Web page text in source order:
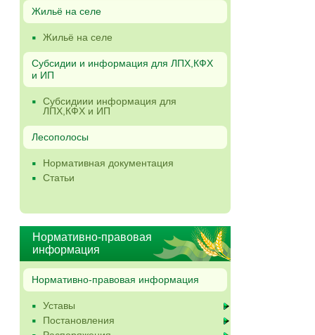
Жильё на селе
Жильё на селе
Субсидии и информация для ЛПХ,КФХ
и ИП
Субсидиии информация для
ЛПХ,КФХ и ИП
Лесополосы
Нормативная документация
Статьи
Нормативно-правовая
информация
Нормативно-правовая информация
Уставы
Постановления